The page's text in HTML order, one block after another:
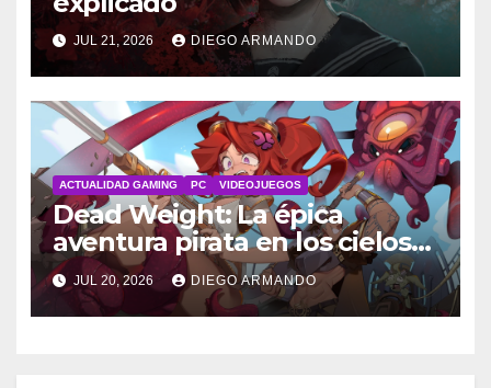
JUL 21, 2026 DIEGO ARMANDO
ACTUALIDAD GAMING PC VIDEOJUEGOS
Dead Weight: La épica
aventura pirata en los cielos
steampunk
JUL 20, 2026 DIEGO ARMANDO